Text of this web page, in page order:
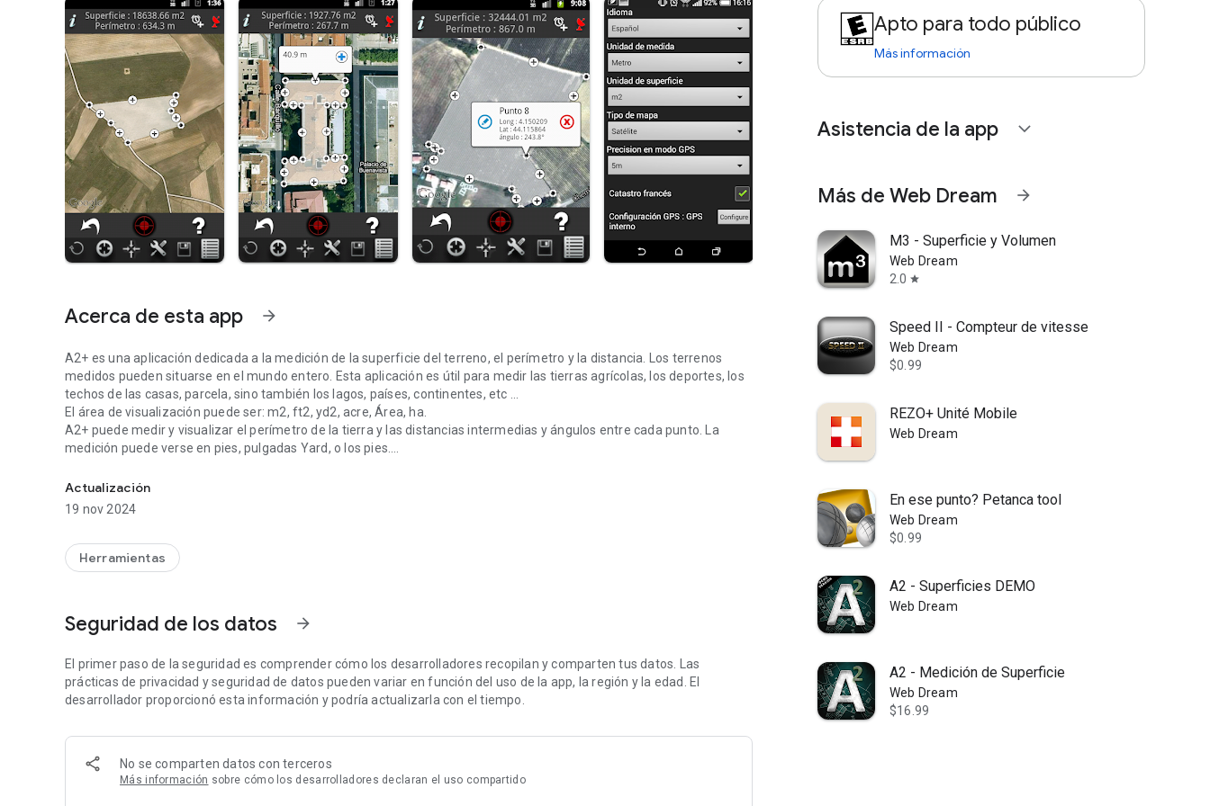
Acerca de esta app arrow_forward
A2+ es una aplicación dedicada a la medición de la superficie del terreno, el perímetro y la distancia. Los terrenos
medidos pueden situarse en el mundo entero. Esta aplicación es útil para medir las tierras agrícolas, los deportes, los
techos de las casas, parcela, sino también los lagos, países, continentes, etc ...
El área de visualización puede ser: m2, ft2, yd2, acre, Área, ha.
A2+ puede medir y visualizar el perímetro de la tierra y las distancias intermedias y ángulos entre cada punto. La
medición puede verse en pies, pulgadas Yard, o los pies.
A2+ puede guardar los planes, editarlos y exportarlos a través de correo electrónico con el formato "KML" (para usar
con el software como Google Earth, Google Maps, Google Mobile, World Wind, Sketchup ...) ) y "DXF" (AutoCAD).
A2+ tiene 4 modos de funcionamiento:
posición proporcionada por el GPS.
- GPS AUTO : El usuario está en el suelo para medir. La aplicación toma automáticamente los puntos con un intervalo
de tiempo regular.
segundos. El modo automático se puede detener y reiniciar en cualquier momento.
- Manual: el usuario introduce los puntos de forma manual sin tener que viajar por la localización en el mapa.
Actualización
19 nov 2024
Herramientas
Seguridad de los datos arrow_forward
El primer paso de la seguridad es comprender cómo los desarrolladores recopilan y comparten tus datos. Las
prácticas de privacidad y seguridad de datos pueden variar en función del uso de la app, la región y la edad. El
desarrollador proporcionó esta información y podría actualizarla con el tiempo.
No se comparten datos con terceros
Más información sobre cómo los desarrolladores declaran el uso compartido
Apto para todo público
Más información
Asistencia de la app expand_more
Más de Web Dream arrow_forward
M3 - Superficie y Volumen
Web Dream
2.0 star
Speed II - Compteur de vitesse
Web Dream
$0.99
REZO+ Unité Mobile
Web Dream
En ese punto? Petanca tool
Web Dream
$0.99
A2 - Superficies DEMO
Web Dream
A2 - Medición de Superficie
Web Dream
$16.99